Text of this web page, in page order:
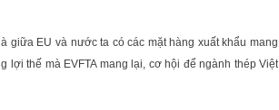
giữa EU và nước ta có các mặt hàng xuất khẩu mang
lợi thế mà EVFTA mang lại, cơ hội để ngành thép Việt